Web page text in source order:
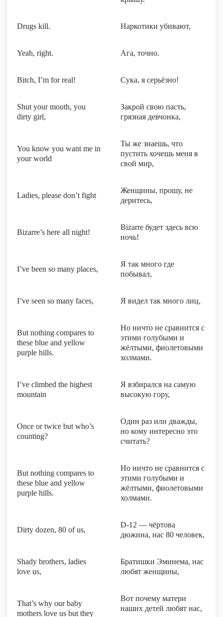
Drugs kill. Наркотики убивают,
Yeah, right. Ага, точно.
Bitch, I’m for real! Сука, я серьёзно!
Shut your mouth, you
dirty girl,
Закрой свою пасть,
грязная девчонка,
You know you want me in
your world
Ты же знаешь, что
пустить хочешь меня в
свой мир,
Ladies, please don’t fight
Женщины, прошу, не
деритесь,
Bizarre’s here all night!
Bizarre будет здесь всю
ночь!
I’ve been so many places,
Я так много где
побывал,
I’ve seen so many faces, Я видел так много лиц,
But nothing compares to
these blue and yellow
purple hills.
Но ничто не сравнится с
этими голубыми и
жёлтыми, фиолетовыми
холмами.
I’ve climbed the highest
mountain
Я взбирался на самую
высокую гору,
Once or twice but who’s
counting?
Один раз или дважды,
но кому интересно это
считать?
But nothing compares to
these blue and yellow
purple hills.
Но ничто не сравнится с
этими голубыми и
жёлтыми, фиолетовыми
холмами.
Dirty dozen, 80 of us,
D-12 — чёртова
дюжина, нас 80 человек,
Shady brothers, ladies
love us,
Братишки Эминема, нас
любят женщины,
That’s why our baby
mothers love us but they
Вот почему матери
наших детей любят нас,